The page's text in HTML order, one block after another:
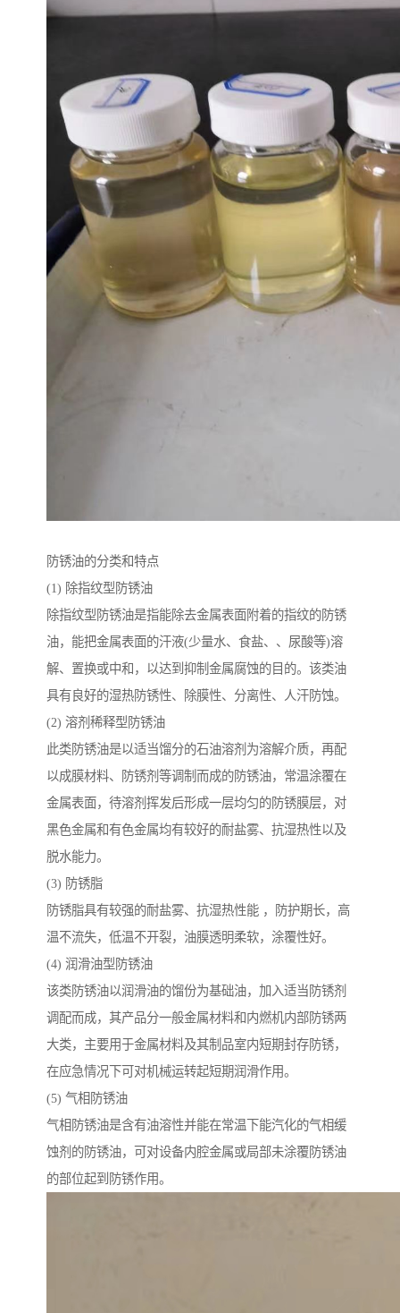
防锈油的分类和特点
(1) 除指纹型防锈油
除指纹型防锈油是指能除去金属表面附着的指纹的防锈
油，能把金属表面的汗液(少量水、食盐、、尿酸等)溶
解、置换或中和，以达到抑制金属腐蚀的目的。该类油
具有良好的湿热防锈性、除膜性、分离性、人汗防蚀。
(2) 溶剂稀释型防锈油
此类防锈油是以适当馏分的石油溶剂为溶解介质，再配
以成膜材料、防锈剂等调制而成的防锈油，常温涂覆在
金属表面，待溶剂挥发后形成一层均匀的防锈膜层，对
黑色金属和有色金属均有较好的耐盐雾、抗湿热性以及
脱水能力。
(3) 防锈脂
防锈脂具有较强的耐盐雾、抗湿热性能 ，防护期长，高
温不流失，低温不开裂，油膜透明柔软，涂覆性好。
(4) 润滑油型防锈油
该类防锈油以润滑油的馏份为基础油，加入适当防锈剂
调配而成，其产品分一般金属材料和内燃机内部防锈两
大类，主要用于金属材料及其制品室内短期封存防锈，
在应急情况下可对机械运转起短期润滑作用。
(5) 气相防锈油
气相防锈油是含有油溶性并能在常温下能汽化的气相缓
蚀剂的防锈油，可对设备内腔金属或局部未涂覆防锈油
的部位起到防锈作用。